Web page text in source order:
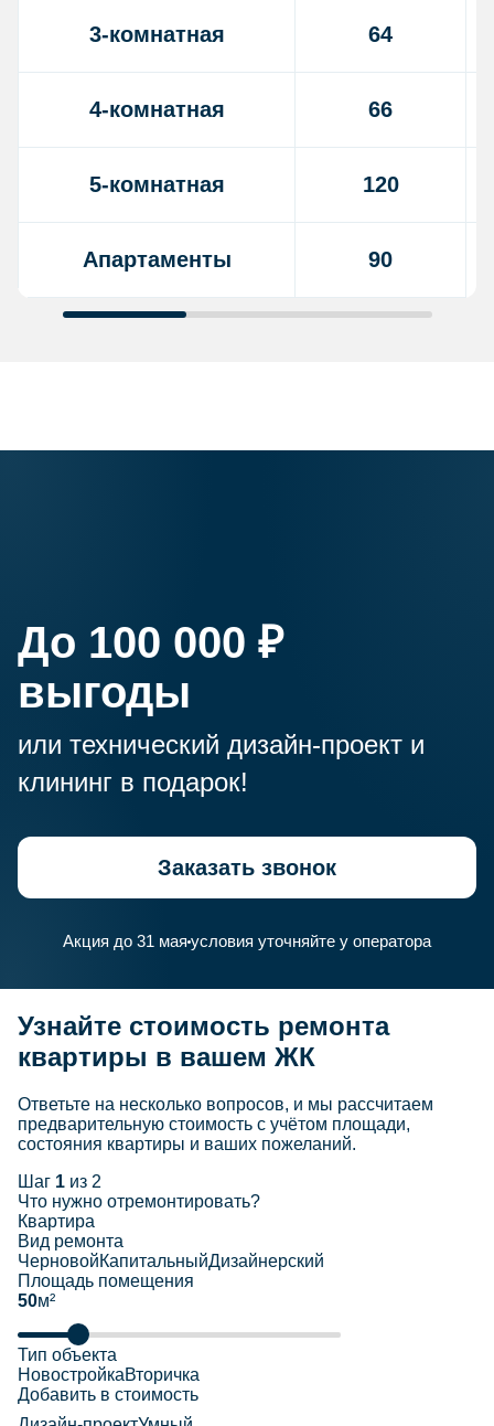
3-комнатная 64
4-комнатная 66
5-комнатная 120
Апартаменты 90
в подарок
Клининг
в подарок
До 100 000 ₽
выгоды
или технический дизайн-проект и
клининг в подарок!
Заказать звонок
Акция до 31 мая условия уточняйте у оператора
Узнайте стоимость ремонта
квартиры в вашем ЖК
Ответьте на несколько вопросов, и мы рассчитаем
предварительную стоимость с учётом площади,
состояния квартиры и ваших пожеланий.
Шаг 1 из 2
Что нужно отремонтировать?
Квартира
Вид ремонта
ЧерновойКапитальныйДизайнерский
Площадь помещения
50м²
Тип объекта
НовостройкаВторичка
Добавить в стоимость